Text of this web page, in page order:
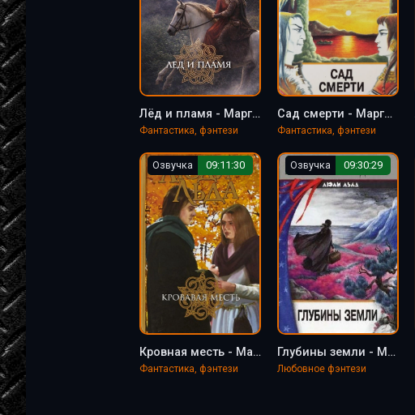
Лёд и пламя - Маргит Сандему
Фантастика, фэнтези
Сад смерти - Маргит Сандему
Фантастика, фэнтези
Озвучка 09:11:30
Кровная месть - Маргит Сандему
Фантастика, фэнтези
Озвучка 09:30:29
Глубины земли - Маргит Сандему
Любовное фэнтези